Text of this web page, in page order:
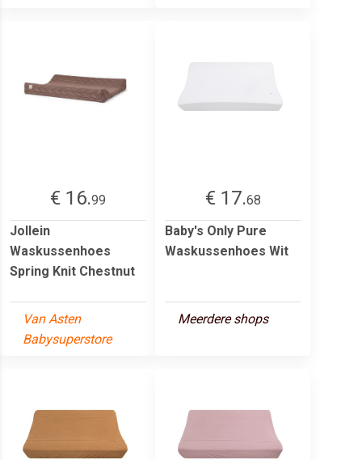
€ 16.99
Jollein
Waskussenhoes
Spring Knit Chestnut
Van Asten
Babysuperstore
€ 17.68
Baby's Only Pure
Waskussenhoes Wit
Meerdere shops